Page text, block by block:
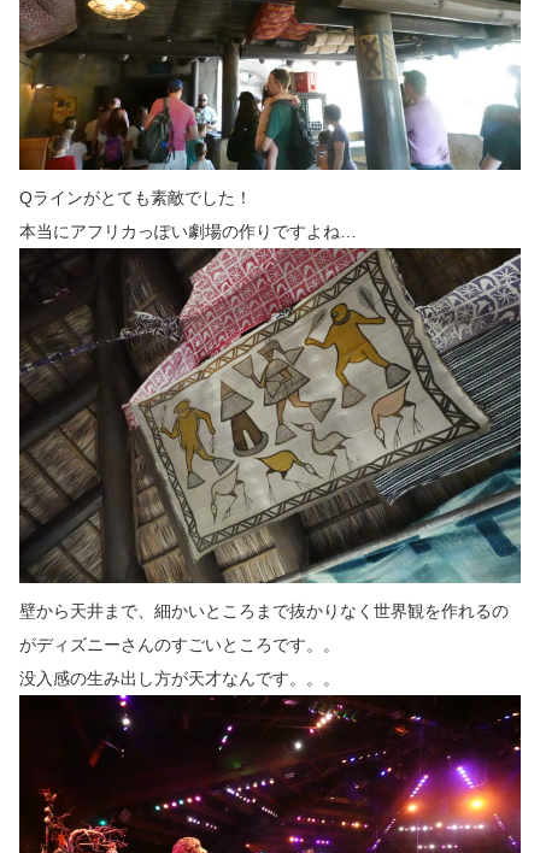
Qラインがとても素敵でした！
本当にアフリカっぽい劇場の作りですよね…
壁から天井まで、細かいところまで抜かりなく世界観を作れるの
がディズニーさんのすごいところです。。
没入感の生み出し方が天才なんです。。。